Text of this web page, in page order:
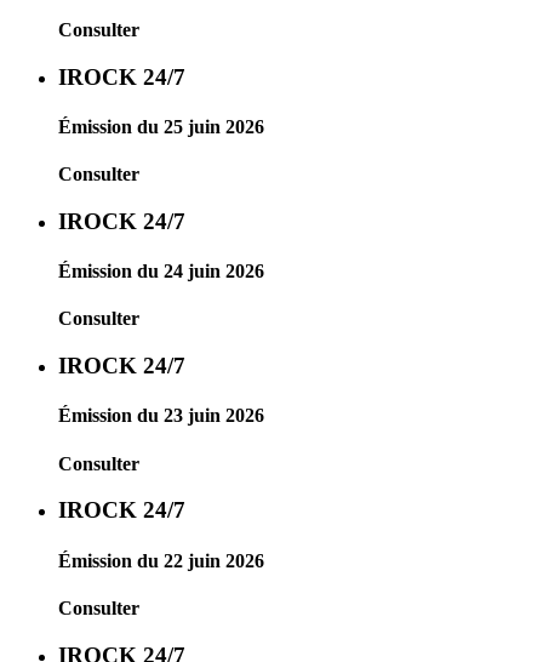
Consulter
IROCK 24/7
Émission du 25 juin 2026
Consulter
IROCK 24/7
Émission du 24 juin 2026
Consulter
IROCK 24/7
Émission du 23 juin 2026
Consulter
IROCK 24/7
Émission du 22 juin 2026
Consulter
IROCK 24/7